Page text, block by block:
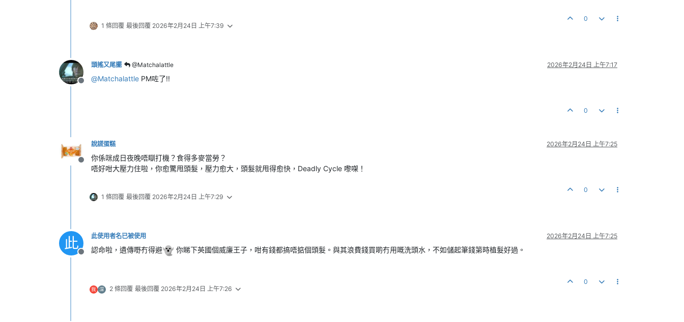
1 條回覆 最後回覆 2026年2月24日 上午7:39
0
離線
頭搖又尾擺 @Matchalattle 2026年2月24日 上午7:17
@Matchalattle PM咗了!!
0
離線
說謊蛋糕 2026年2月24日 上午7:25
你係咪成日夜晚唔瞓打機？食得多麥當勞？
唔好咁大壓力住啦，你愈驚甩頭髮，壓力愈大，頭髮就甩得愈快，Deadly Cycle 嚟㗎！
1 條回覆 最後回覆 2026年2月24日 上午7:29
0
此
離線
此使用者名已被使用 2026年2月24日 上午7:25
認命啦，遺傳嘢冇得避 你睇下英國個威廉王子，咁有錢都搞唔掂個頭髮。與其浪費錢買啲冇用嘅洗頭水，不如儲起筆錢第時植髮好過。
我 深 2 條回覆 最後回覆 2026年2月24日 上午7:26
0